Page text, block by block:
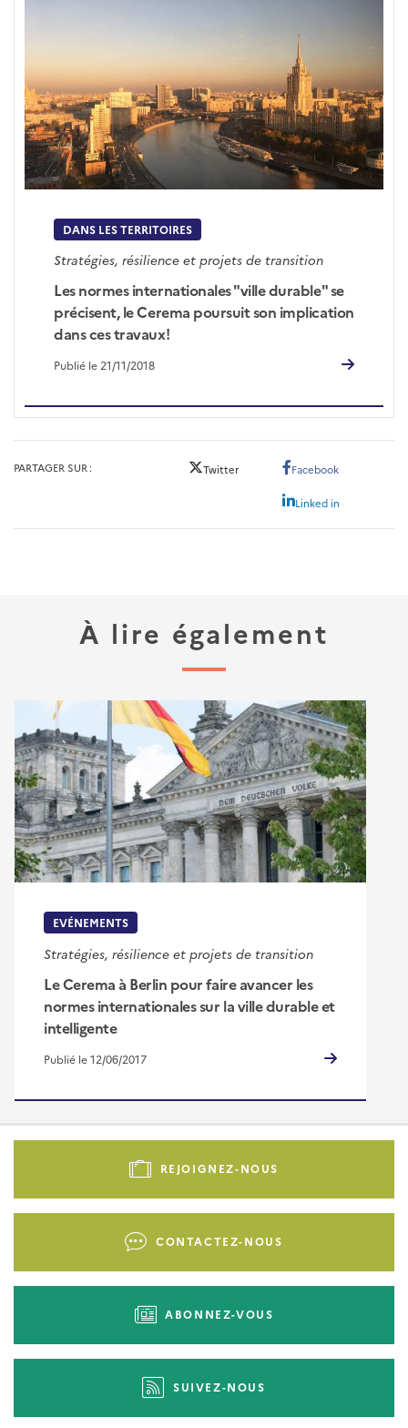
DANS LES TERRITOIRES
Stratégies, résilience et projets de transition
Les normes internationales "ville durable" se
précisent, le Cerema poursuit son implication
dans ces travaux!
Publié le 21/11/2018
PARTAGER SUR Twitter Facebook
Linked in
À lire également
EVÉNEMENTS
Stratégies, résilience et projets de transition
Le Cerema à Berlin pour faire avancer les
normes internationales sur la ville durable et
intelligente
Publié le 12/06/2017
Pied
-
REJOIGNEZ-NOUS
CONTACTEZ-NOUS
ABONNEZ-VOUS
SUIVEZ-NOUS